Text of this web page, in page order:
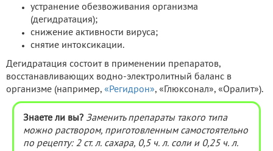
устранение обезвоживания организма
(дегидратация);
снижение активности вируса;
снятие интоксикации.
Дегидратация состоит в применении препаратов,
восстанавливающих водно-электролитный баланс в
организме (например, «Регидрон», «Глюксонал», «Оралит»).
Знаете ли вы? Заменить препараты такого типа
можно раствором, приготовленным самостоятельно
по рецепту: 2 ст. л. сахара, 0,5 ч. л. соли и 0,25 ч. л.